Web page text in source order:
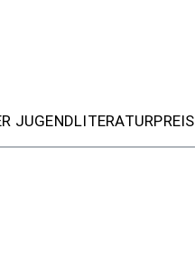
JUGENDLITERATURPREIS